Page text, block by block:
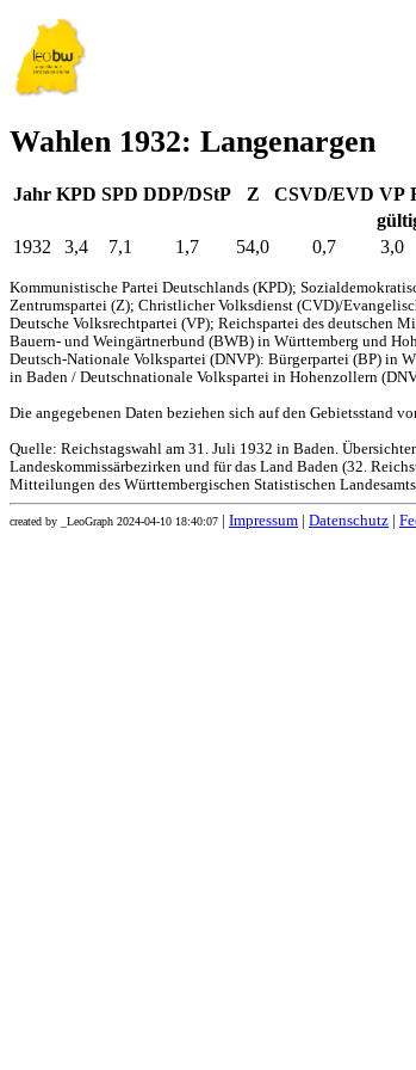
Wahlen 1932: Langenargen
Jahr KPD SPD DDP/DStP Z CSVD/EVD VP
1932
3,4 7,1 1,7 54,0 0,7 3,0
Kommunistische Partei Deutschlands (KPD);
Zentrumspartei (Z); Christlicher Volksdienst (CVD)/
Deutsche Volksrechtpartei (VP); Reichspartei des deutschen
Bauern- und Weingärtnerbund (BWB) in Württemberg und
Deutsch-Nationale Volkspartei (DNVP): Bürgerpartei (BP) in
in Baden / Deutschnationale Volkspartei in Hohenzollern
Die angegebenen Daten beziehen sich auf den Gebietsstand
Quelle: Reichstagswahl am 31. Juli 1932 in Baden.
Landeskommissärbezirken und für das Land Baden (32.
Mitteilungen des Württembergischen Statistischen
created by _LeoGraph 2024-04-10 18:40:07 Impressum Datenschutz